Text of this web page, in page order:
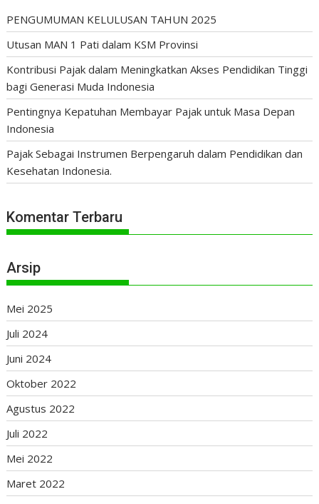
PENGUMUMAN KELULUSAN TAHUN 2025
Utusan MAN 1 Pati dalam KSM Provinsi
Kontribusi Pajak dalam Meningkatkan Akses Pendidikan Tinggi
bagi Generasi Muda Indonesia
Pentingnya Kepatuhan Membayar Pajak untuk Masa Depan
Indonesia
Pajak Sebagai Instrumen Berpengaruh dalam Pendidikan dan
Kesehatan Indonesia.
Komentar Terbaru
Arsip
Mei 2025
Juli 2024
Juni 2024
Oktober 2022
Agustus 2022
Juli 2022
Mei 2022
Maret 2022